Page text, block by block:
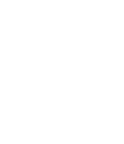
ficar sem médico de
alerta associação
do pulmão são
investimento